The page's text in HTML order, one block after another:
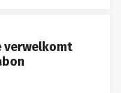
verwelkomt